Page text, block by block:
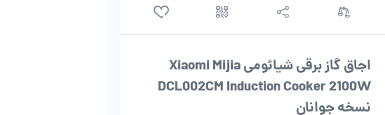
اجاق گاز برقی شیائومی Xiaomi Mijia
DCL002CM Induction Cooker 2100W
نسخه جوانان